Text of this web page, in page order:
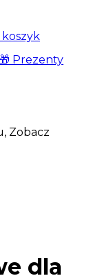
🎁 Prezenty
Zobacz
dla